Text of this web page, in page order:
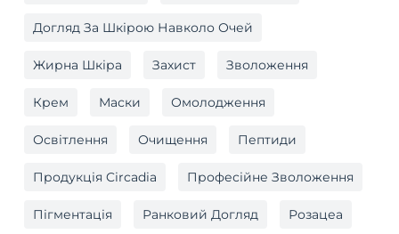
Догляд За Шкірою Навколо Очей
Жирна Шкіра Захист Зволоження
Крем Маски Омолодження
Освітлення Очищення Пептиди
Продукція Circadia Професійне Зволоження
Пігментація Ранковий Догляд Розацеа